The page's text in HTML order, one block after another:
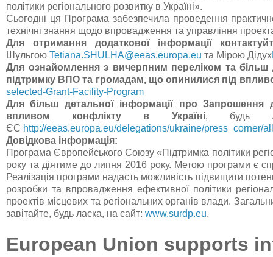
політики регіонального розвитку в Україні».
Сьогодні ця Програма забезпечила проведення
технічні знання щодо впровадження та управління
Для отримання додаткової інформації
Шульгою Tetiana.SHULHA@eeas.europa.eu та Мірою Дідух
Для ознайомлення з вичерпним переліком та
підтримку ВПО та громадам, що опинилися під
selected-Grant-Facility-Program
Для більш детальної інформації про Запрошення
впливом конфлікту в Україні, будь
ЄС http://eeas.europa.eu/delegations/ukraine/press_corner/
Довідкова інформація:
Програма Європейського Союзу «Підтримка політики
року та діятиме до липня 2016 року. Метою програми є
Реалізація програми надасть можливість підвищити
розробки та впровадження ефективної політики
проектів місцевих та регіональних органів влади.
завітайте, будь ласка, на сайт: www.surdp.eu.
European Union supports